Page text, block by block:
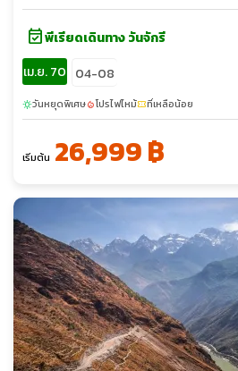
event_availableพีเรียดเดินทาง วันจักรี
เม.ย. 70 04-08
sunnyวันหยุดพิเศษlocal_fire_departmentโปรไฟไหม้confirmation_numberที่เหลือน้อย
เริ่มต้น 26,999 ฿